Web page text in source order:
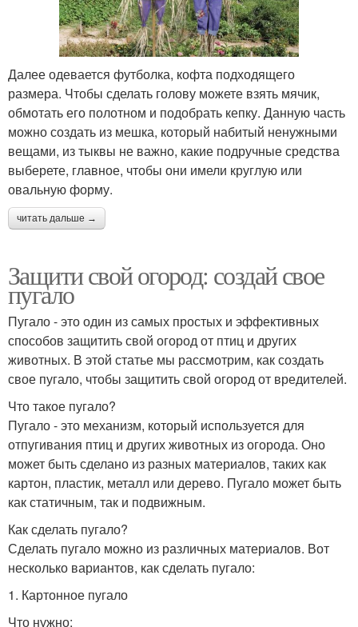
Далее одевается футболка, кофта подходящего
размера. Чтобы сделать голову можете взять мячик,
обмотать его полотном и подобрать кепку. Данную часть
можно создать из мешка, который набитый ненужными
вещами, из тыквы не важно, какие подручные средства
выберете, главное, чтобы они имели круглую или
овальную форму.
читать дальше →
Защити свой огород: создай свое
пугало
Пугало - это один из самых простых и эффективных
способов защитить свой огород от птиц и других
животных. В этой статье мы рассмотрим, как создать
свое пугало, чтобы защитить свой огород от вредителей.
Что такое пугало?
Пугало - это механизм, который используется для
отпугивания птиц и других животных из огорода. Оно
может быть сделано из разных материалов, таких как
картон, пластик, металл или дерево. Пугало может быть
как статичным, так и подвижным.
Как сделать пугало?
Сделать пугало можно из различных материалов. Вот
несколько вариантов, как сделать пугало:
1. Картонное пугало
Что нужно: